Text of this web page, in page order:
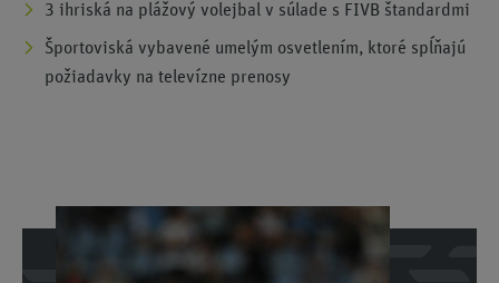
3 ihriská na plážový volejbal v súlade s FIVB štandardmi
Športoviská vybavené umelým osvetlením, ktoré spĺňajú
požiadavky na televízne prenosy